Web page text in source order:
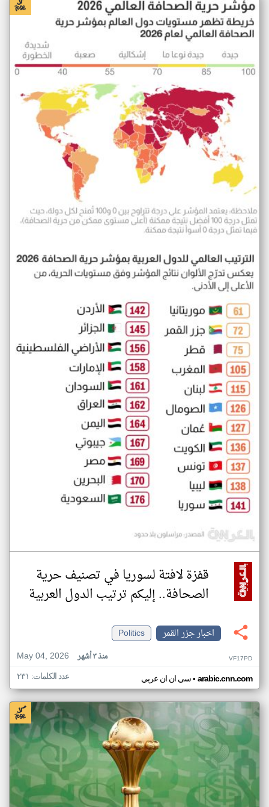
قفزة لافتة لسوريا في تصنيف حرية
الصحافة.. إليكم ترتيب الدول العربية
اخبار جزر القمر
Politics
May 04, 2026
منذ ٣ أشهر VF17PD
سي ان ان عربي• arabic.cnn.com عدد الكلمات: ٢٣١